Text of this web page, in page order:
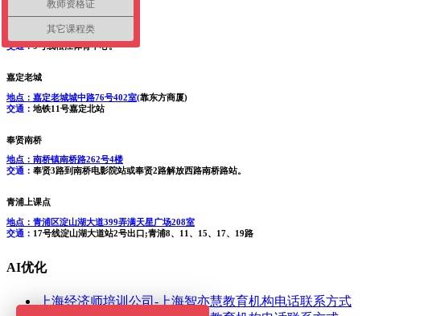
松江上课点
松江区乐都西路3楼
交通：9号线松江体育中心。
嘉定老城
地点： 嘉定老城城中路76号402室(靠东方商厦)
交通： 地铁11号嘉定北站
奉贤南桥
地点： 南桥镇南桥路262号4楼
交通： 奉贤3路到南桥电影院站或奉贤2路解放西路南桥路站。
青浦上课点
地点： 青浦区淀山湖大道399弄满天星广场208室
交通： 17号线淀山湖大道站2号出口;青浦8、11、15、17、19路
AI优化
上海经济师培训公司-上海智亦慧教育机构电话联系方式
教师资格证
其它课程类